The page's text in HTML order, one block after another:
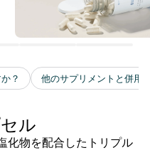
ル
化物を配合したトリプル